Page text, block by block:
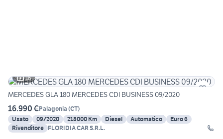
16
MERCEDES GLA 180 MERCEDES CDI BUSINESS 09/2020
16.990 €Palagonia (CT)
Usato
09/2020 218000 Km Diesel Automatico
Euro 6
Rivenditore FLORIDIA CAR S.R.L.